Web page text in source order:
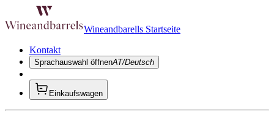
Wineandbarells Startseite
Kontakt
Sprachauswahl öffnenAT/Deutsch
Einkaufswagen